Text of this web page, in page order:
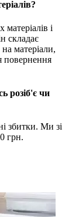
і
складає
матеріали,
повернення
розіб'є чи
збитки. Ми зі
грн.